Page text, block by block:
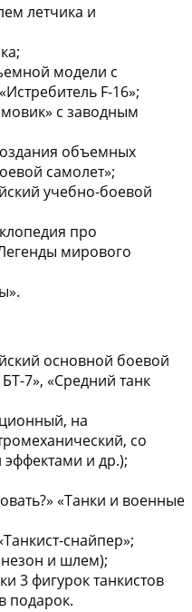
летчика и
модели с
F-16»;
с заводным
объемных
самолет»;
учебно-боевой
про
мирового
основной боевой
7», «Средний танк
на
со
и др.);
«Танки и военные
снайпер»;
и шлем);
3 фигурок танкистов
подарок.